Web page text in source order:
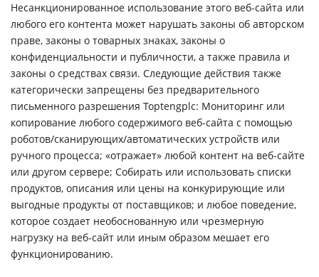
Несанкционированное использование этого веб-сайта или
любого его контента может нарушать законы об авторском
праве, законы о товарных знаках, законы о
конфиденциальности и публичности, а также правила и
законы о средствах связи. Следующие действия также
категорически запрещены без предварительного
письменного разрешения Toptengplc: Мониторинг или
копирование любого содержимого веб-сайта с помощью
роботов/сканирующих/автоматических устройств или
ручного процесса; «отражает» любой контент на веб-сайте
или другом сервере; Собирать или использовать списки
продуктов, описания или цены на конкурирующие или
выгодные продукты от поставщиков; и любое поведение,
которое создает необоснованную или чрезмерную
нагрузку на веб-сайт или иным образом мешает его
функционированию.